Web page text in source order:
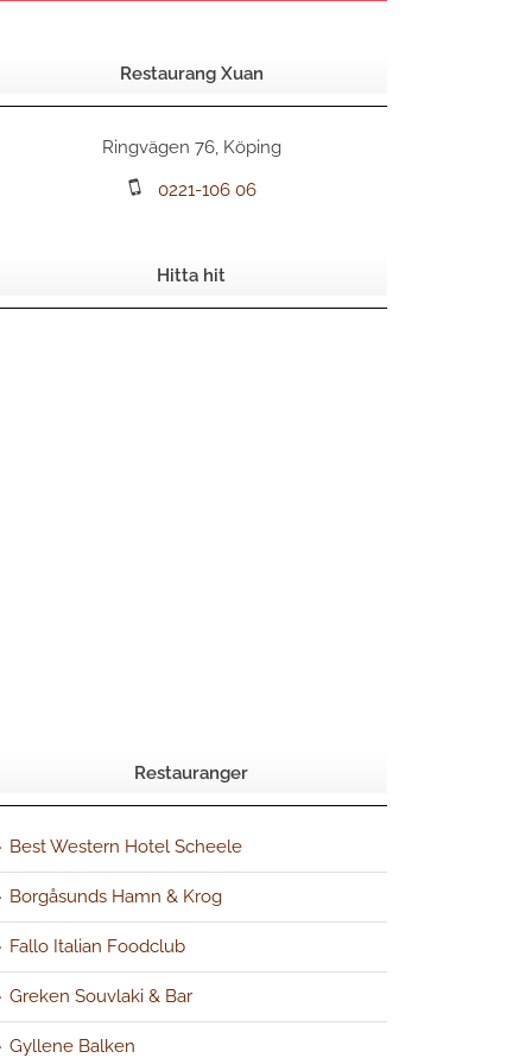
Restaurang Xuan
Ringvägen 76, Köping
0221-106 06
Hitta hit
Restauranger
Best Western Hotel Scheele
Borgåsunds Hamn & Krog
Fallo Italian Foodclub
Greken Souvlaki & Bar
Gyllene Balken